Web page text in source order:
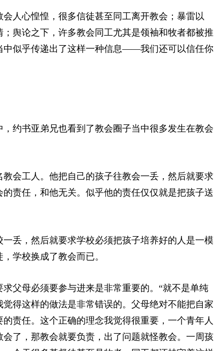
人心惶惶，很多信徒甚至同工离开教会；暴雷以
舆论之下，许多教会同工尤其是领袖和牧者都被推
中似乎传递出了这样一种信息——我们还可以信任你
约书亚弟兄也看到了教会圈子当中很多发生在教会
会工人。他把自己的孩子往教会一丢，然后就要求
责任，和他无关。似乎他的责任仅仅就是把孩子送
丢，然后就要求学校必须把孩子培养好的人是一模
学校换成了教会而已。
父母必须要参与进来是非常重要的。“就不是单纯
得这样的做法是非常错误的。父母绝对不能把自家
责任。这个正确的理念我觉得很重要，一个青年人
了，那教会就要负责，出了问题就怪教会。一周孩